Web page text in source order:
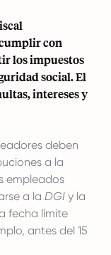
con
los impuestos
social. El
intereses y
deben
a la
empleados
a la DGI y la
fecha límite
antes del 15